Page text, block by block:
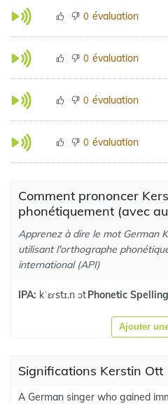
0 évaluation
0 évaluation
0 évaluation
0 évaluation
Comment prononcer
phonétiquement (avec
Apprenez à dire le mot German
utilisant l'orthographe
international (API)
IPA: kˈɛɾstɪ.n ɔtPhonetic
Ajouter
Significations Kerstin Ott
A German singer who gained